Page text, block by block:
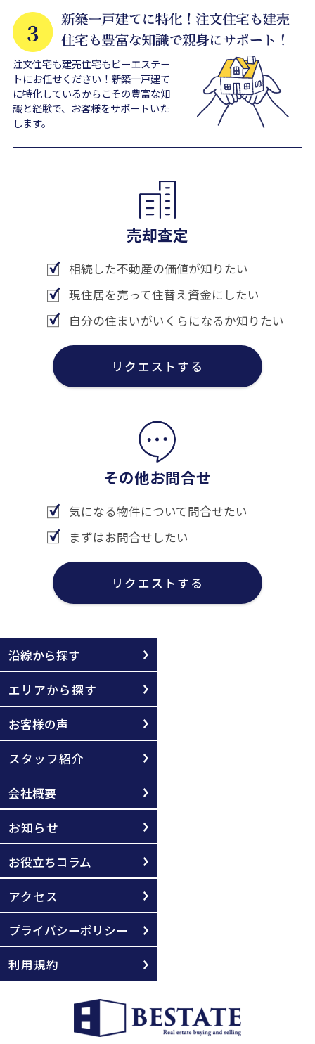
注文住宅も建売住宅もビーエステー
トにお任せください！新築一戸建て
に特化しているからこその豊富な知
識と経験で、お客様をサポートいた
します。
売却査定
相続した不動産の価値が知りたい
現住居を売って住替え資金にしたい
自分の住まいがいくらになるか知りたい
リクエストする
その他お問合せ
気になる物件について問合せたい
まずはお問合せしたい
リクエストする
沿線から探す
エリアから探す
お客様の声
スタッフ紹介
会社概要
お知らせ
お役立ちコラム
アクセス
プライバシーポリシー
利用規約